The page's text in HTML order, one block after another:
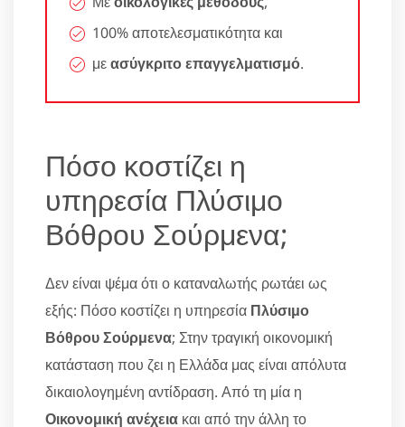
100% αποτελεσματικότητα και
μεασύγκριτο επαγγελματισμό.
Πόσο κοστίζει η
υπηρεσία Πλύσιμο
Βόθρου Σούρμενα;
Δεν είναι ψέμα ότι ο καταναλωτής ρωτάει ως
εξής: Πόσο κοστίζει η υπηρεσία Πλύσιμο
Βόθρου Σούρμενα; Στην τραγική οικονομική
κατάσταση που ζει η Ελλάδα μας είναι απόλυτα
δικαιολογημένη αντίδραση. Από τη μία η
Οικονομική ανέχεια και από την άλλη το